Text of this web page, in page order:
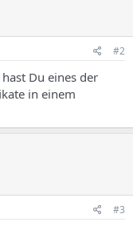
#2
Du eines der
in einem
#3